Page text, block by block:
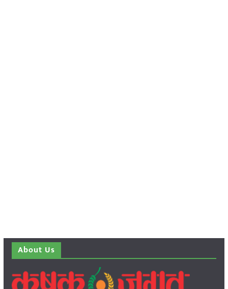
About Us